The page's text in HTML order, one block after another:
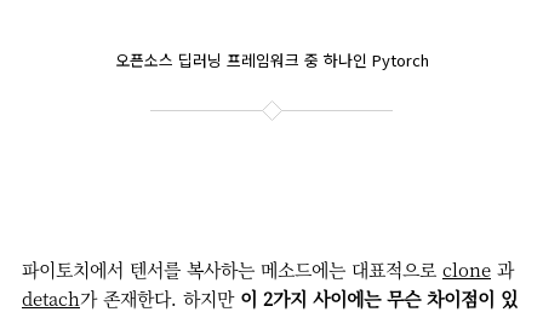
오픈소스 딥러닝 프레임워크 중 하나인 Pytorch
파이토치에서 텐서를 복사하는 메소드에는 대표적으로 clone 과
detach가 존재한다. 하지만 이 2가지 사이에는 무슨 차이점이 있